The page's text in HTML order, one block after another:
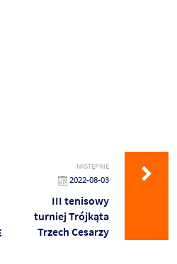
NASTĘPNIE
2022-08-03
III tenisowy
turniej Trójkąta
Trzech Cesarzy